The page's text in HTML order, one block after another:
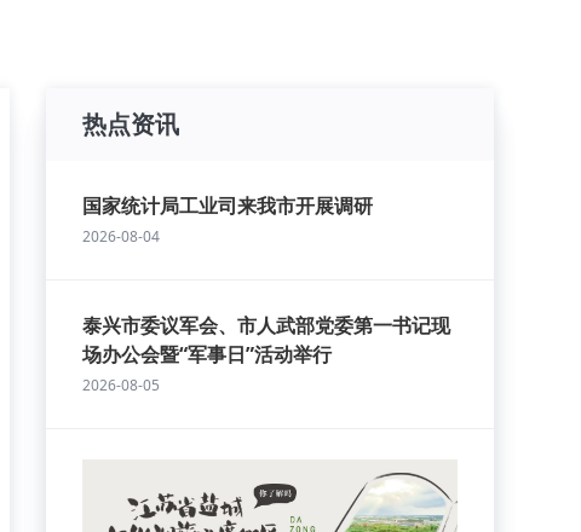
热点资讯
国家统计局工业司来我市开展调研
2026-08-04
泰兴市委议军会、市人武部党委第一书记现
场办公会暨“军事日”活动举行
2026-08-05